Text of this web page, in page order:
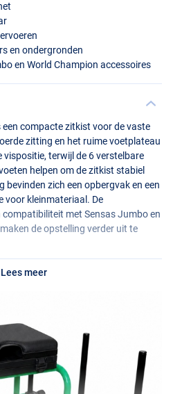
en ondergronden
en World Champion accessoires
een compacte zitkist voor de vaste
zitting en het ruime voetplateau
terwijl de 6 verstelbare
helpen om de zitkist stabiel
bevinden zich een opbergvak en een
voor kleinmateriaal. De
compatibiliteit met Sensas Jumbo en
de opstelling verder uit te
Lees meer